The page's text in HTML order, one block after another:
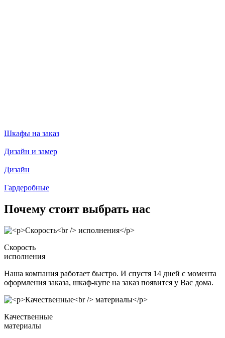
Шкафы на заказ
Дизайн и замер
Дизайн
Гардеробные
Почему стоит выбрать нас
Скорость
исполнения
Наша компания работает быстро. И спустя 14 дней с момента
оформления заказа, шкаф-купе на заказ появится у Вас дома.
Качественные
материалы